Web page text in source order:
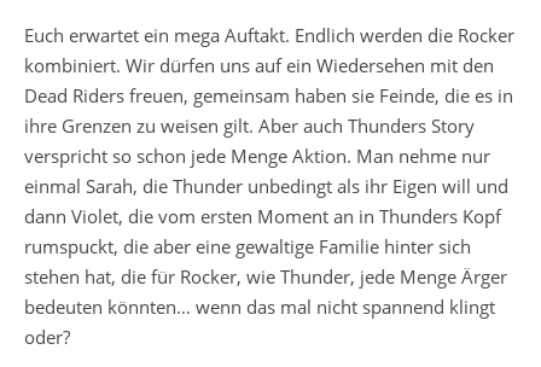
Euch erwartet ein mega Auftakt. Endlich werden die Rocker
kombiniert. Wir dürfen uns auf ein Wiedersehen mit den
Dead Riders freuen, gemeinsam haben sie Feinde, die es in
ihre Grenzen zu weisen gilt. Aber auch Thunders Story
verspricht so schon jede Menge Aktion. Man nehme nur
einmal Sarah, die Thunder unbedingt als ihr Eigen will und
dann Violet, die vom ersten Moment an in Thunders Kopf
rumspuckt, die aber eine gewaltige Familie hinter sich
stehen hat, die für Rocker, wie Thunder, jede Menge Ärger
bedeuten könnten… wenn das mal nicht spannend klingt
oder?